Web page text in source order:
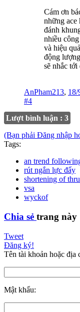
Cám ơn
những ace
đánh
nhiều
và hiệu
động
sẽ nhắc tới
AnPham213, 18/
#4
Lượt bình luận : 3
(Bạn phải Đăng nhập
Tags:
an trend
rút ngắn lực đẩy
shortening of
vsa
wyckof
Chia sẻ trang này
Tweet
Đăng ký!
Tên tài khoản hoặc địa
Mật khẩu: